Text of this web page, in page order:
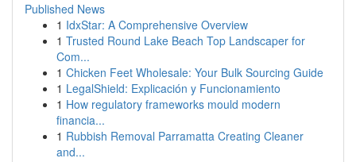
Published News
1 IdxStar: A Comprehensive Overview
1 Trusted Round Lake Beach Top Landscaper for
Com...
1 Chicken Feet Wholesale: Your Bulk Sourcing Guide
1 LegalShield: Explicación y Funcionamiento
1 How regulatory frameworks mould modern
financia...
1 Rubbish Removal Parramatta Creating Cleaner
and...